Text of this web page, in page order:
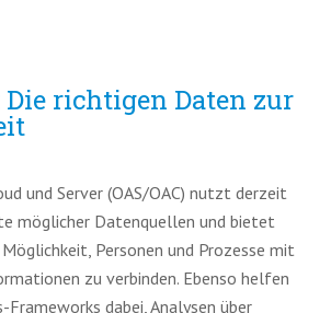
richtigen Daten zur
und Server (OAS/OAC) nutzt derzeit
möglicher Datenquellen und bietet
Personen und Prozesse mit
zu verbinden. Ebenso helfen
dabei, Analysen über